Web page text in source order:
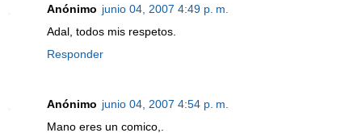
Anónimo junio 04, 2007 4:49 p. m.
Adal, todos mis respetos.
Responder
Anónimo junio 04, 2007 4:54 p. m.
Mano eres un comico,.